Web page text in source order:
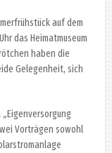
auf dem
das Heimatmuseum
haben die
Gelegenheit, sich
Vorträgen sowohl